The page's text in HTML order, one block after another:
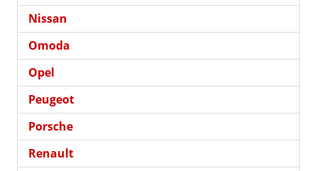
Nissan
Omoda
Opel
Peugeot
Porsche
Renault